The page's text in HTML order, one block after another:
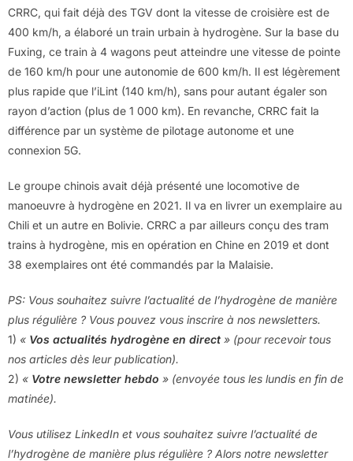
CRRC, qui fait déjà des TGV dont la vitesse de croisière est de
400 km/h, a élaboré un train urbain à hydrogène. Sur la base du
Fuxing, ce train à 4 wagons peut atteindre une vitesse de pointe
de 160 km/h pour une autonomie de 600 km/h. Il est légèrement
plus rapide que l’iLint (140 km/h), sans pour autant égaler son
rayon d’action (plus de 1 000 km). En revanche, CRRC fait la
différence par un système de pilotage autonome et une
connexion 5G.
Le groupe chinois avait déjà présenté une locomotive de
manoeuvre à hydrogène en 2021. Il va en livrer un exemplaire au
Chili et un autre en Bolivie. CRRC a par ailleurs conçu des tram
trains à hydrogène, mis en opération en Chine en 2019 et dont
38 exemplaires ont été commandés par la Malaisie.
PS: Vous souhaitez suivre l’actualité de l’hydrogène de manière
plus régulière ? Vous pouvez vous inscrire à nos newsletters.
1) « Vos actualités hydrogène en direct » (pour recevoir tous
nos articles dès leur publication).
2) « Votre newsletter hebdo » (envoyée tous les lundis en fin de
matinée).
Vous utilisez LinkedIn et vous souhaitez suivre l’actualité de
l’hydrogène de manière plus régulière ? Alors notre newsletter